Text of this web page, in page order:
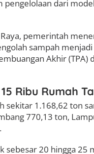
dari
pemerintah
sampah
Akhir (TPA)
Ribu Rumah
sekitar 1.168,62 ton
770,13 ton,
sebesar 20 hingga 25